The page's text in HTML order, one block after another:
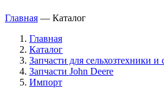
Главная — Каталог
Главная
Каталог
Запчасти для сельхозтехники и
Запчасти John Deere
Импорт